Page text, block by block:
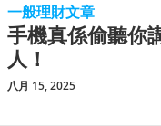
一般理財文章
手機真係偷聽你
人！
八月 15, 2025